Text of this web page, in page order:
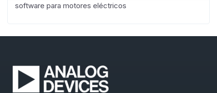
software para motores eléctricos